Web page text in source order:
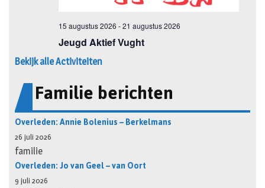
Bekijk alle Activiteiten
Familie berichten
Overleden: Annie Bolenius – Berkelmans
26 juli 2026
familie
Overleden: Jo van Geel – van Oort
9 juli 2026